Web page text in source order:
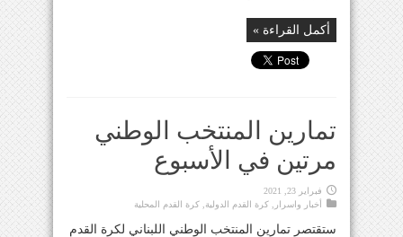
أكمل القراءة »
تمارين المنتخب الوطني
مرتين في الأسبوع
فبراير 23, 2021
أخبار واسرار
كرة القدم الدولية كرة القدم المحلية
ستقتصر تمارين المنتخب الوطني اللبناني لكرة القدم